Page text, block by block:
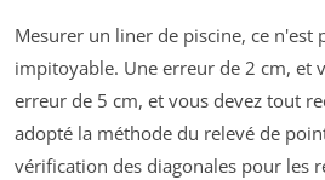
Mesurer un liner de piscine, ce n'est
impitoyable. Une erreur de 2 cm, et
erreur de 5 cm, et vous devez tout
adopté la méthode du relevé de
vérification des diagonales pour les